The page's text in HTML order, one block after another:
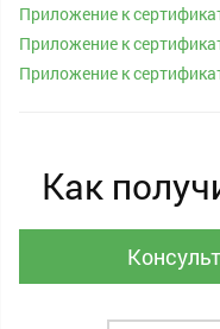
Приложение к
Приложение к
Приложение к
Как